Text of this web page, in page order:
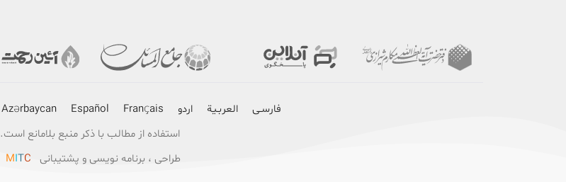
فارسـی العربـیة اردو Français
Español
Azərbaycan
استفاده از مطالب با ذکر منبع بلامانع است.
طراحی ، برنامه نویسی و پشتیبانی
MITC